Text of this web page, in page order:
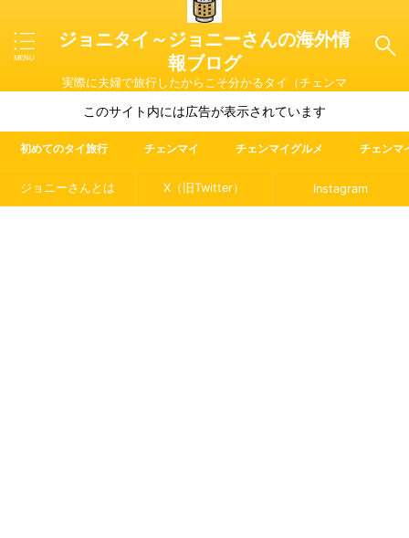
ジョニタイ～ジョニーさんの海外情
報ブログ
実際に夫婦で旅行したからこそ分かるタイ（チェンマ
イ）やマレーシア・ラオス・イタリアの魅力を紹介
このサイト内には広告が表示されています
初めてのタイ旅行 チェンマイ チェンマイグルメ チェンマ
ジョニーさんとは X（旧Twitter） Instagram